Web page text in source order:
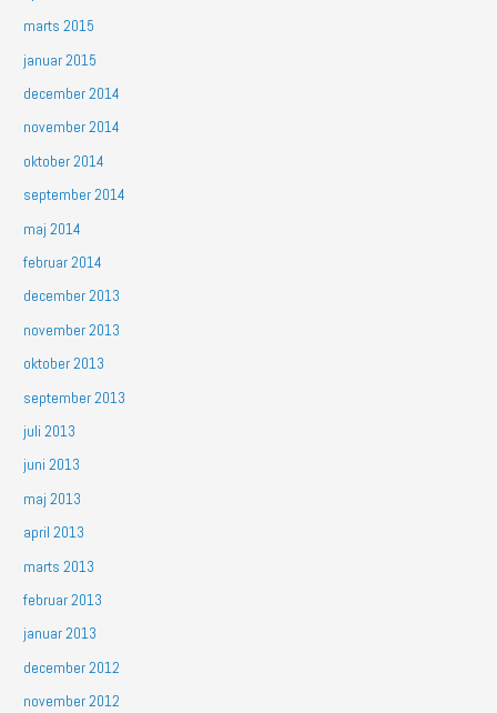
marts 2015
januar 2015
december 2014
november 2014
oktober 2014
september 2014
maj 2014
februar 2014
december 2013
november 2013
oktober 2013
september 2013
juli 2013
juni 2013
maj 2013
april 2013
marts 2013
februar 2013
januar 2013
december 2012
november 2012